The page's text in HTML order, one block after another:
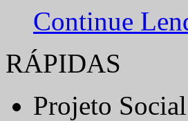
Continue
RÁPIDAS
Projeto Social